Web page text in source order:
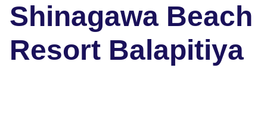
Shinagawa Beach
Resort Balapitiya